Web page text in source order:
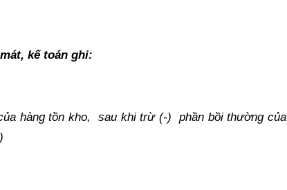
kế toán ghi:
hàng tồn kho, sau khi trừ (-) phần bồi thường của